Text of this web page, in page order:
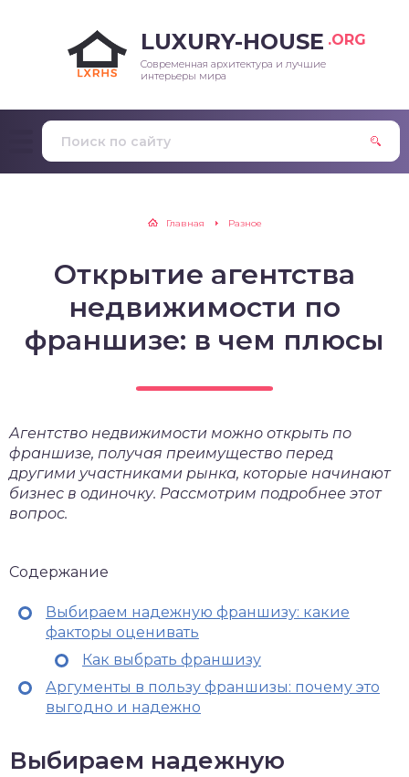
LUXURY-HOUSE .ORG
Современная архитектура и лучшие
интерьеры мира
Главная Разное
Открытие агентства
недвижимости по
франшизе: в чем плюсы
Агентство недвижимости можно открыть по
франшизе, получая преимущество перед
другими участниками рынка, которые начинают
бизнес в одиночку. Рассмотрим подробнее этот
вопрос.
Содержание
Выбираем надежную франшизу: какие
факторы оценивать
Как выбрать франшизу
Аргументы в пользу франшизы: почему это
выгодно и надежно
Выбираем надежную